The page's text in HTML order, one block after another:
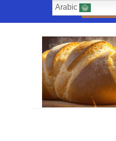
تواصل معنا Arabic